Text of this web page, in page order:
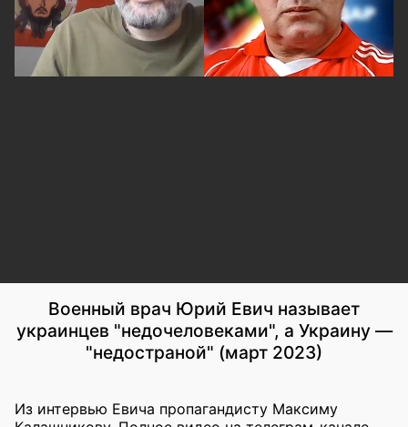
Военный врач Юрий Евич называет
украинцев "недочеловеками", а Украину —
"недостраной" (март 2023)
Из интервью Евича пропагандисту Максиму